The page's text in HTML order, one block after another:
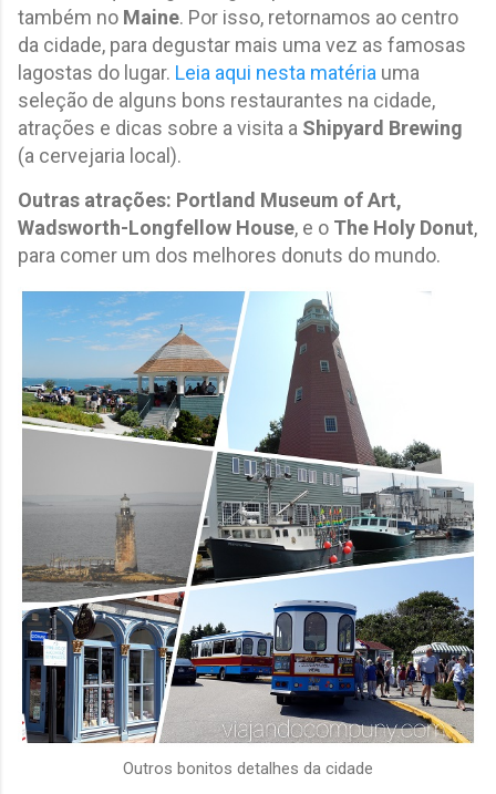
também no Maine. Por isso, retornamos ao centro
da cidade, para degustar mais uma vez as famosas
lagostas do lugar. Leia aqui nesta matéria uma
seleção de alguns bons restaurantes na cidade,
atrações e dicas sobre a visita a Shipyard Brewing
(a cervejaria local).
Outras atrações: Portland Museum of Art,
Wadsworth-Longfellow House, e o The Holy Donut,
para comer um dos melhores donuts do mundo.
Outros bonitos detalhes da cidade